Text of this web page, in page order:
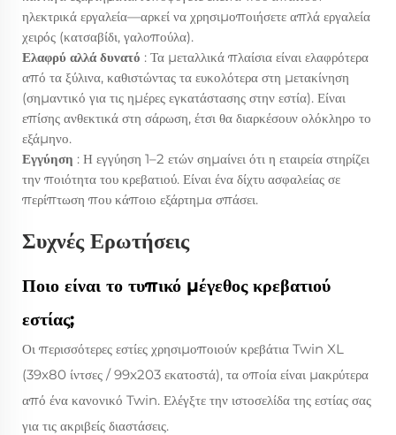
ηλεκτρικά εργαλεία—αρκεί να χρησιμοποιήσετε απλά εργαλεία
χειρός (κατσαβίδι, γαλοπούλα).
Ελαφρύ αλλά δυνατό : Τα μεταλλικά πλαίσια είναι ελαφρότερα
από τα ξύλινα, καθιστώντας τα ευκολότερα στη μετακίνηση
(σημαντικό για τις ημέρες εγκατάστασης στην εστία). Είναι
επίσης ανθεκτικά στη σάρωση, έτσι θα διαρκέσουν ολόκληρο το
εξάμηνο.
Εγγύηση : Η εγγύηση 1–2 ετών σημαίνει ότι η εταιρεία στηρίζει
την ποιότητα του κρεβατιού. Είναι ένα δίχτυ ασφαλείας σε
περίπτωση που κάποιο εξάρτημα σπάσει.
Συχνές Ερωτήσεις
Ποιο είναι το τυπικό μέγεθος κρεβατιού
εστίας;
Οι περισσότερες εστίες χρησιμοποιούν κρεβάτια Twin XL
(39x80 ίντσες / 99x203 εκατοστά), τα οποία είναι μακρύτερα
από ένα κανονικό Twin. Ελέγξτε την ιστοσελίδα της εστίας σας
για τις ακριβείς διαστάσεις.